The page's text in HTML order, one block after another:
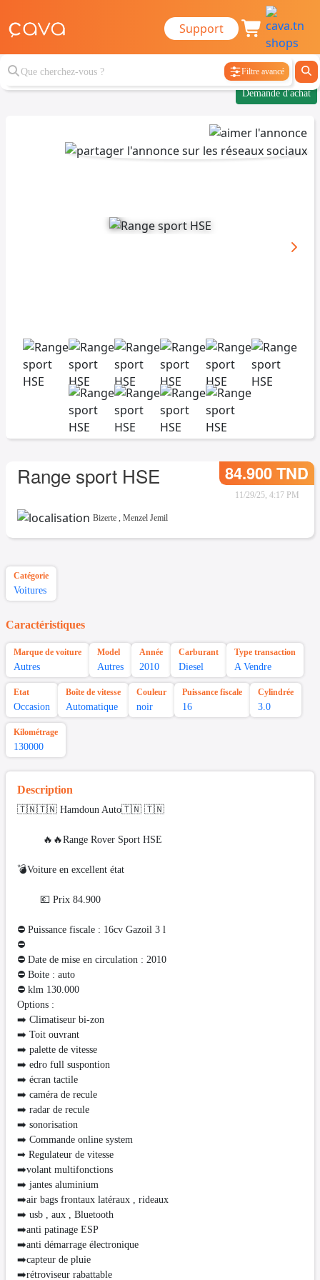
Support
Filtre avancé
Demande d'achat
Range sport HSE 84.900 TND
11/29/25, 4:17 PM
Bizerte , Menzel Jemil
Catégorie
Voitures
Caractéristiques
Marque de voiture
Autres
Model
Autres
Année
2010
Carburant
Diesel
Type transaction
A Vendre
Etat
Occasion
Boîte de vitesse
Automatique
Couleur
noir
Puissance fiscale
16
Cylindrée
3.0
Kilométrage
130000
Description
🇹🇳🇹🇳 Hamdoun Auto🇹🇳 🇹🇳
🔥🔥Range Rover Sport HSE
💣Voiture en excellent état
💶 Prix 84.900
⛔ Puissance fiscale : 16cv Gazoil 3 l
⛔️
⛔ Date de mise en circulation : 2010
⛔ Boite : auto
⛔️ klm 130.000
Options :
➡️ Climatiseur bi-zon
➡️ Toit ouvrant
➡️ palette de vitesse
➡️ edro full suspontion
➡️ écran tactile
➡️ caméra de recule
➡️ radar de recule
➡️ sonorisation
➡️ Commande online system
➡ Regulateur de vitesse
➡️volant multifonctions
➡️ jantes aluminium
➡️air bags frontaux latéraux , rideaux
➡️ usb , aux , Bluetooth
➡️anti patinage ESP
➡️anti démarrage électronique
➡️capteur de pluie
➡️rétroviseur rabattable